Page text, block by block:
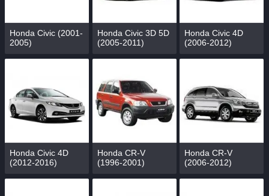
Honda Civic (2001-
2005)
Honda Civic 3D 5D
(2005-2011)
Honda Civic 4D
(2006-2012)
Honda Civic 4D
(2012-2016)
Honda CR-V
(1996-2001)
Honda CR-V
(2006-2012)